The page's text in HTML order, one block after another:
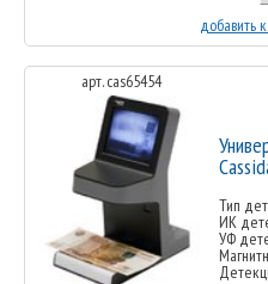
добавить
арт. cas65454
Тип
ИК
УФ